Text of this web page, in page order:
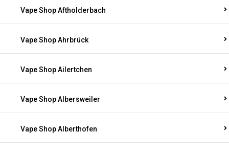
Vape Shop Aftholderbach
Vape Shop Ahrbrück
Vape Shop Ailertchen
Vape Shop Albersweiler
Vape Shop Alberthofen